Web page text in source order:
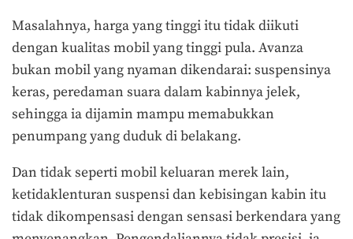
Masalahnya, harga yang tinggi itu tidak diikuti
dengan kualitas mobil yang tinggi pula. Avanza
bukan mobil yang nyaman dikendarai: suspensinya
keras, peredaman suara dalam kabinnya jelek,
sehingga ia dijamin mampu memabukkan
penumpang yang duduk di belakang.
Dan tidak seperti mobil keluaran merek lain,
ketidaklenturan suspensi dan kebisingan kabin itu
tidak dikompensasi dengan sensasi berkendara yang